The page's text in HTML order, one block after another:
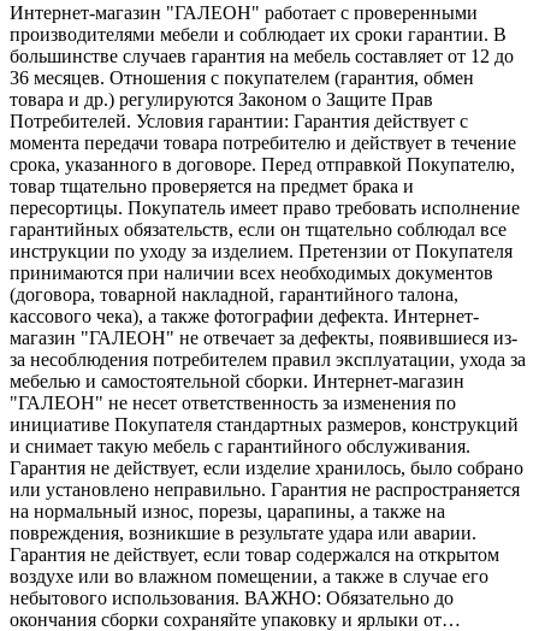
Интернет-магазин "ГАЛЕОН" работает с проверенными
производителями мебели и соблюдает их сроки гарантии. В
большинстве случаев гарантия на мебель составляет от 12 до
36 месяцев. Отношения с покупателем (гарантия, обмен
товара и др.) регулируются Законом о Защите Прав
Потребителей. Условия гарантии: Гарантия действует с
момента передачи товара потребителю и действует в течение
срока, указанного в договоре. Перед отправкой Покупателю,
товар тщательно проверяется на предмет брака и
пересортицы. Покупатель имеет право требовать исполнение
гарантийных обязательств, если он тщательно соблюдал все
инструкции по уходу за изделием. Претензии от Покупателя
принимаются при наличии всех необходимых документов
(договора, товарной накладной, гарантийного талона,
кассового чека), а также фотографии дефекта. Интернет-
магазин "ГАЛЕОН" не отвечает за дефекты, появившиеся из-
за несоблюдения потребителем правил эксплуатации, ухода за
мебелью и самостоятельной сборки. Интернет-магазин
"ГАЛЕОН" не несет ответственность за изменения по
инициативе Покупателя стандартных размеров, конструкций
и снимает такую мебель с гарантийного обслуживания.
Гарантия не действует, если изделие хранилось, было собрано
или установлено неправильно. Гарантия не распространяется
на нормальный износ, порезы, царапины, а также на
повреждения, возникшие в результате удара или аварии.
Гарантия не действует, если товар содержался на открытом
воздухе или во влажном помещении, а также в случае его
небытового использования. ВАЖНО: Обязательно до
окончания сборки сохраняйте упаковку и ярлыки от…